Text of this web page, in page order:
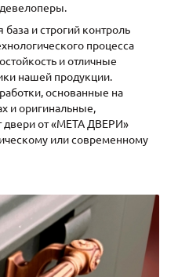
и строгий контроль
процесса
и отличные
нашей продукции.
основанные на
и оригинальные,
от «МЕТА ДВЕРИ»
или современному